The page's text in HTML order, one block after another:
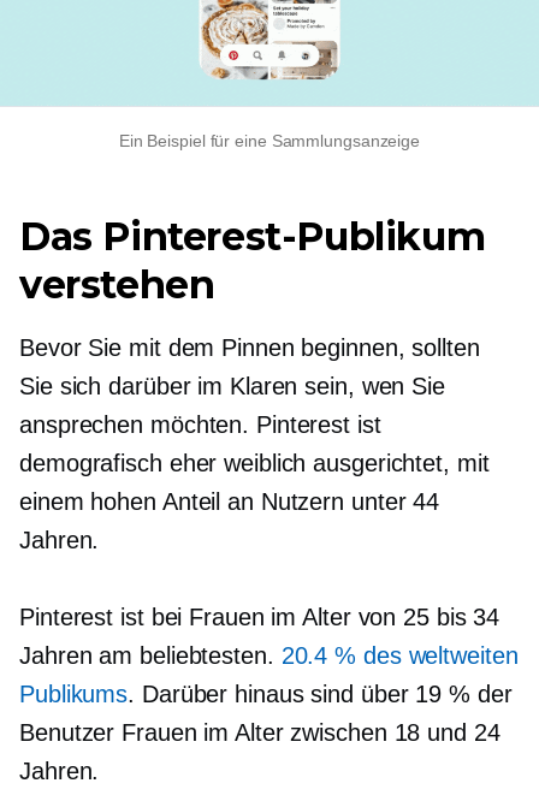
Ein Beispiel für eine Sammlungsanzeige
Das Pinterest-Publikum
verstehen
Bevor Sie mit dem Pinnen beginnen, sollten
Sie sich darüber im Klaren sein, wen Sie
ansprechen möchten. Pinterest ist
demografisch eher weiblich ausgerichtet, mit
einem hohen Anteil an Nutzern unter 44
Jahren.
Pinterest ist bei Frauen im Alter von 25 bis 34
Jahren am beliebtesten. 20.4 % des weltweiten
Publikums. Darüber hinaus sind über 19 % der
Benutzer Frauen im Alter zwischen 18 und 24
Jahren.